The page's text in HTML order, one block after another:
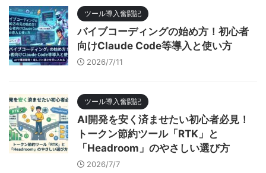
ツール導入奮闘記
バイブコーディングの始め方！初心者
向けClaude Code等導入と使い方
2026/7/11
ツール導入奮闘記
AI開発を安く済ませたい初心者必見！
トークン節約ツール「RTK」と
「Headroom」のやさしい選び方
2026/7/7